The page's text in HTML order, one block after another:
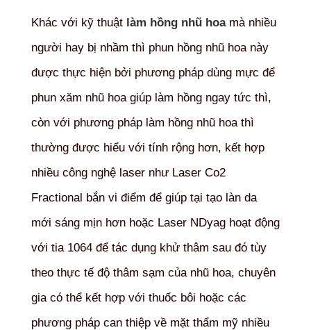
Khác với kỹ thuật làm hồng nhũ hoamà nhiều
người hay bị nhầm thì phun hồng nhũ hoa này
được thực hiện bởi phương pháp dùng mực để
phun xăm nhũ hoa giúp làm hồng ngay tức thì,
còn với phương pháp làm hồng nhũ hoa thì
thường được hiểu với tính rộng hơn, kết hợp
nhiều công nghệ laser như Laser Co2
Fractional bắn vi điểm để giúp tại tạo làn da
mới sáng mịn hơn hoặc Laser NDyag hoạt động
với tia 1064 để tác dụng khử thâm sau đó tùy
theo thực tế độ thâm sạm của nhũ hoa, chuyên
gia có thể kết hợp với thuốc bôi hoặc các
phương pháp can thiệp về mặt thẩm mỹ nhiều